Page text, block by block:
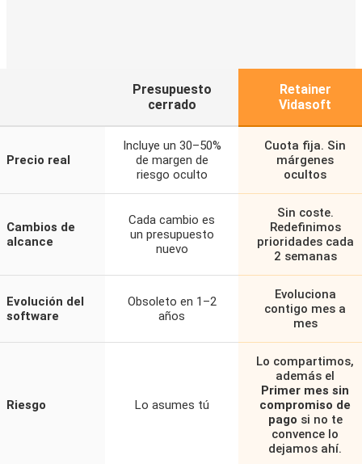
Presupuesto
cerrado
Retainer
Vidasoft
Precio real
Incluye un 30–50%
de margen de
riesgo oculto
Cuota fija. Sin
márgenes
ocultos
Cambios de
alcance
Cada cambio es
un presupuesto
nuevo
Sin coste.
Redefinimos
prioridades cada
2 semanas
Evolución del
software
Obsoleto en 1–2
años
Evoluciona
contigo mes a
mes
Riesgo Lo asumes tú
Lo compartimos,
además el
Primer mes sin
compromiso de
pago si no te
convence lo
dejamos ahí.